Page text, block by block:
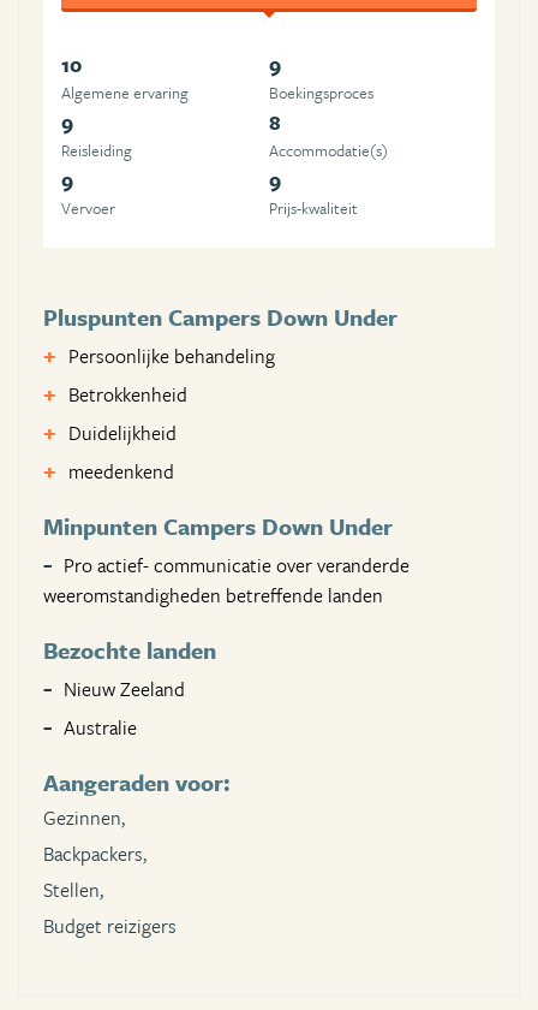
10
Algemene ervaring
9
Boekingsproces
9
Reisleiding
8
Accommodatie(s)
9
Vervoer
9
Prijs-kwaliteit
Pluspunten Campers Down Under
Persoonlijke behandeling
Betrokkenheid
Duidelijkheid
meedenkend
Minpunten Campers Down Under
Pro actief- communicatie over veranderde
weeromstandigheden betreffende landen
Bezochte landen
Nieuw Zeeland
Australie
Aangeraden voor:
Gezinnen,
Backpackers,
Stellen,
Budget reizigers